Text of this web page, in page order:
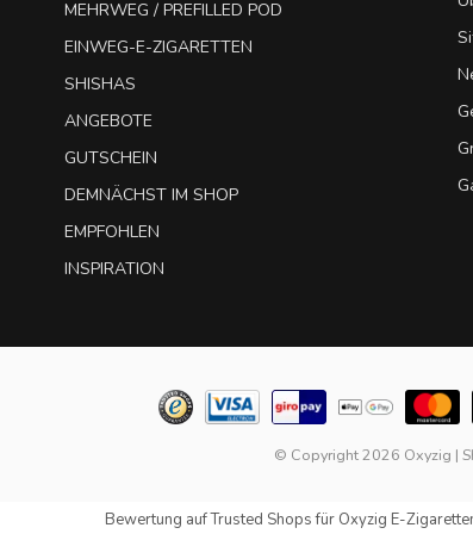
MEHRWEG / PREFILLED POD
EINWEG-E-ZIGARETTEN
SHISHAS
ANGEBOTE
GUTSCHEIN
DEMNÄCHST IM SHOP
EMPFOHLEN
INSPIRATION
© Copyright 2026 Oxyzig |
Bewertung aufTrusted Shopsfür Oxyzig E-